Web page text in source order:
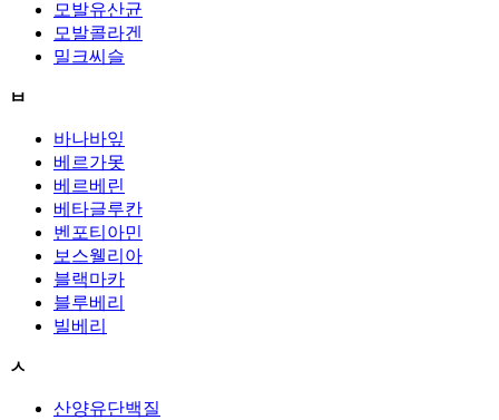
모발유산균
모발콜라겐
밀크씨슬
ㅂ
바나바잎
베르가못
베르베린
베타글루칸
벤포티아민
보스웰리아
블랙마카
블루베리
빌베리
ㅅ
산양유단백질